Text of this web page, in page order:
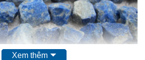
Xem thêm